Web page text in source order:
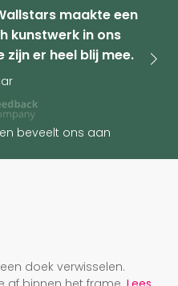
maakte een
kunstwerk in ons
zijn er heel blij mee.
beveelt ons aan
doek verwisselen.